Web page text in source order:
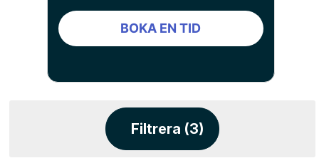
BOKA EN TID
Filtrera (3)